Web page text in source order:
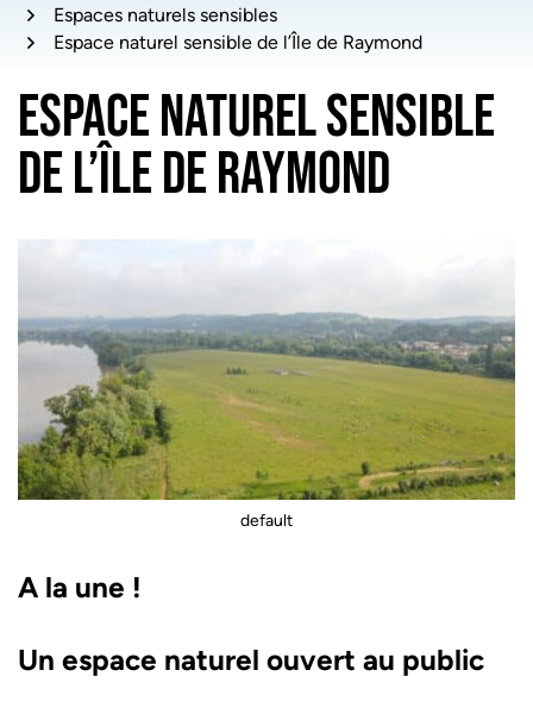
Espaces naturels sensibles
Espace naturel sensible de l’Île de Raymond
ESPACE NATUREL SENSIBLE
DE L’ÎLE DE RAYMOND
default
A la une !
Un espace naturel ouvert au public